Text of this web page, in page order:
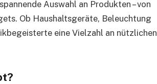
Auswahl an Produkten – von
Ob Haushaltsgeräte, Beleuchtung
eine Vielzahl an nützlichen